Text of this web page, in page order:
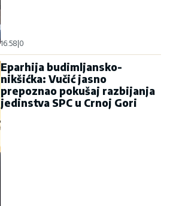
16:58 0
Eparhija budimljansko-
nikšićka: Vučić jasno
prepoznao pokušaj razbijanja
jedinstva SPC u Crnoj Gori